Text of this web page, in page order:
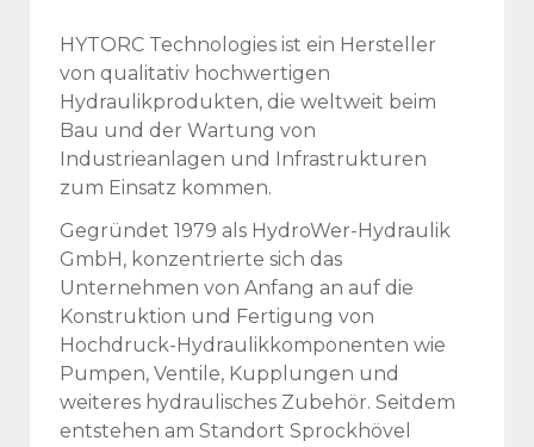
HYTORC Technologies ist ein Hersteller
von qualitativ hochwertigen
Hydraulikprodukten, die weltweit beim
Bau und der Wartung von
Industrieanlagen und Infrastrukturen
zum Einsatz kommen.
Gegründet 1979 als HydroWer-Hydraulik
GmbH, konzentrierte sich das
Unternehmen von Anfang an auf die
Konstruktion und Fertigung von
Hochdruck-Hydraulikkomponenten wie
Pumpen, Ventile, Kupplungen und
weiteres hydraulisches Zubehör. Seitdem
entstehen am Standort Sprockhövel